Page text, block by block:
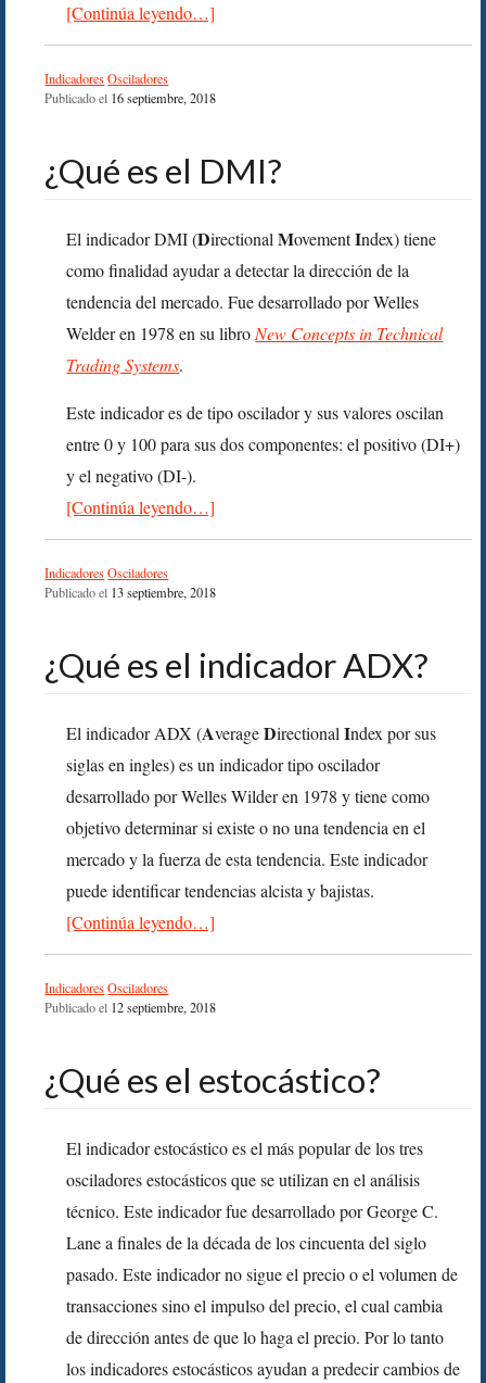
[Continúa leyendo…]
Indicadores Osciladores
Publicado el 16 septiembre, 2018
¿Qué es el DMI?
El indicador DMI (DirectionalMovementIndex) tiene
como finalidad ayudar a detectar la dirección de la
tendencia del mercado. Fue desarrollado por Welles
Welder en 1978 en su libro New Concepts in Technical
Trading Systems.
Este indicador es de tipo oscilador y sus valores oscilan
entre 0 y 100 para sus dos componentes: el positivo (DI+)
y el negativo (DI-).
[Continúa leyendo…]
Indicadores Osciladores
Publicado el 13 septiembre, 2018
¿Qué es el indicador ADX?
El indicador ADX (AverageDirectionalIndex por sus
siglas en ingles) es un indicador tipo oscilador
desarrollado por Welles Wilder en 1978 y tiene como
objetivo determinar si existe o no una tendencia en el
mercado y la fuerza de esta tendencia. Este indicador
puede identificar tendencias alcista y bajistas.
[Continúa leyendo…]
Indicadores Osciladores
Publicado el 12 septiembre, 2018
¿Qué es el estocástico?
El indicador estocástico es el más popular de los tres
osciladores estocásticos que se utilizan en el análisis
técnico. Este indicador fue desarrollado por George C.
Lane a finales de la década de los cincuenta del siglo
pasado. Este indicador no sigue el precio o el volumen de
transacciones sino el impulso del precio, el cual cambia
de dirección antes de que lo haga el precio. Por lo tanto
los indicadores estocásticos ayudan a predecir cambios de